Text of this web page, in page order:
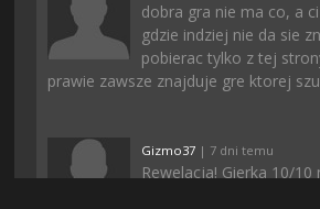
dobra gra nie ma co, a
gdzie indziej nie da sie
pobierac tylko z tej
prawie zawsze znajduje gre ktorej
Gizmo37 | 7 dni temu
Rewelacja! Gierka 10/10